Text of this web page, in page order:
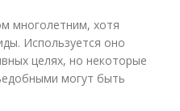
многолетним, хотя
Используется оно
целях, но некоторые
могут быть